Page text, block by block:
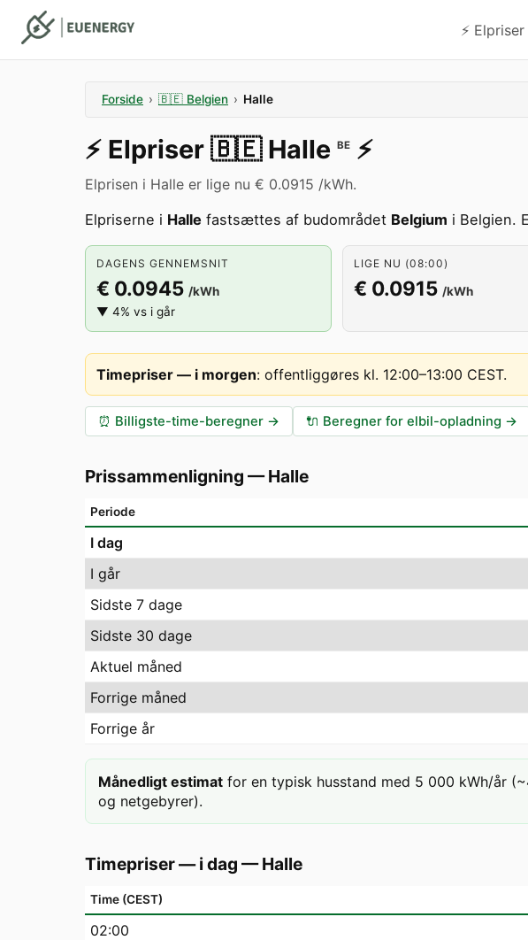
⚡️
Forside › 🇧🇪 Belgien › Halle
⚡️ Elpriser 🇧🇪 Halle BE ⚡️
Elprisen i Halle er lige nu € 0.0915 /kWh.
Elpriserne i Halle fastsættes af budområdet Belgium i Belgien.
DAGENS GENNEMSNIT
€ 0.0945 /kWh
▼ 4% vs i går
LIGE NU (08:00)
€ 0.0915 /kWh
Timepriser — i morgen: offentliggøres kl. 12:00–13:00 CEST.
⏰ Billigste-time-beregner → 🔌 Beregner for elbil-opladning →
Prissammenligning —Halle
Periode
I dag
I går
Sidste 7 dage
Sidste 30 dage
Aktuel måned
Forrige måned
Forrige år
Månedligt estimat for en typisk husstand med 5 000 kWh/år
og netgebyrer).
Timepriser — i dag —Halle
Time (CEST)
02:00